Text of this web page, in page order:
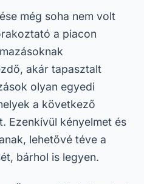
még soha nem volt
a piacon
akár tapasztalt
olyan egyedi
a következő
Ezenkívül kényelmet és
lehetővé téve a
bárhol is legyen.